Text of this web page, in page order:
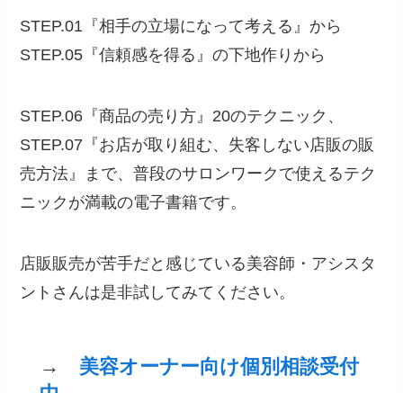
STEP.01『相手の立場になって考える』から
STEP.05『信頼感を得る』の下地作りから
STEP.06『商品の売り方』20のテクニック、
STEP.07『お店が取り組む、失客しない店販の販
売方法』まで、普段のサロンワークで使えるテク
ニックが満載の電子書籍です。
店販販売が苦手だと感じている美容師・アシスタ
ントさんは是非試してみてください。
→ 美容オーナー向け個別相談受付